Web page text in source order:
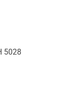
5028